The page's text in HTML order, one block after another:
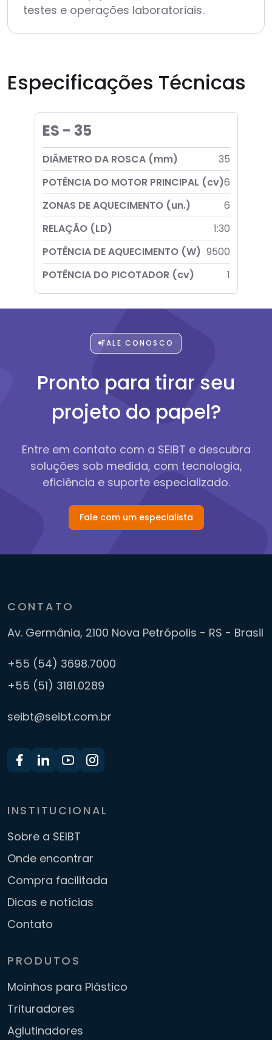
testes e operações laboratoriais.
Especificações Técnicas
ES - 35
DIÂMETRO DA ROSCA (mm)
35
POTÊNCIA DO MOTOR PRINCIPAL (cv)6
ZONAS DE AQUECIMENTO (un.)
6
RELAÇÃO (LD)
1:30
POTÊNCIA DE AQUECIMENTO (W) 9500
POTÊNCIA DO PICOTADOR (cv)
1
FALE CONOSCO
Pronto para tirar seu
projeto do papel?
Entre em contato com a SEIBT e descubra
soluções sob medida, com tecnologia,
eficiência e suporte especializado.
Fale com um especialista
CONTATO
Av. Germânia, 2100 Nova Petrópolis - RS - Brasil
+55 (54) 3698.7000
+55 (51) 3181.0289
seibt@seibt.com.br
INSTITUCIONAL
Sobre a SEIBT
Onde encontrar
Compra facilitada
Dicas e notícias
Contato
PRODUTOS
Moinhos para Plástico
Trituradores
Aglutinadores